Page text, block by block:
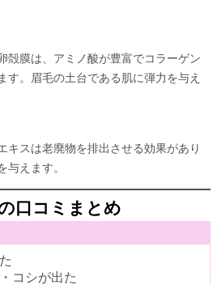
殻膜は、アミノ酸が豊富でコラーゲン
す。眉毛の土台である肌に弾力を与え
キスは老廃物を排出させる効果があり
与えます。
口コミまとめ
コシが出た